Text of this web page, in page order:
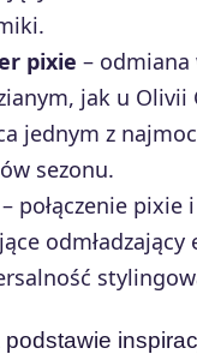
pixie –
jak u Olivii
jednym z
sezonu.
– połączenie pixie
odmładzający